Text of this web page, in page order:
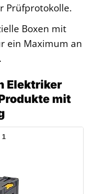
Prüfprotokolle.
Boxen mit
ein Maximum an
Elektriker
mit
1